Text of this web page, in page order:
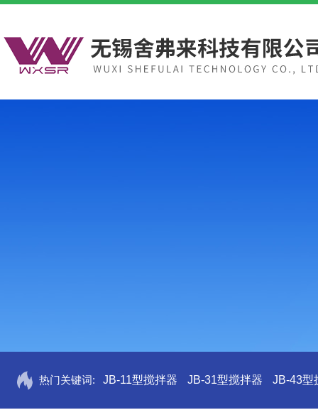
热门关键词: JB-11型搅拌器 JB-31型搅拌器 JB-43型